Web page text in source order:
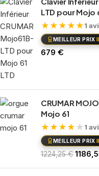
Autres marques
Micros SENNHEISER
Nouveautés
Pédaliers Guitares
Mooer
Pianos numériques
Accessoires claviers
Crumar
Dexibell
Medeli
Pièces détachées
LTD pour Mojo
★ ★ ★ ★ ★1
MEILLEUR PRIX
679 €
CRUMAR
Mojo 61
★ ★ ★ ★ ★ 1
MEILLEUR PRIX
1224,25€